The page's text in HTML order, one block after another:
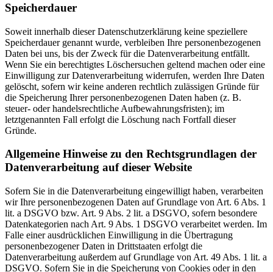
Speicherdauer
Soweit innerhalb dieser Datenschutzerklärung keine speziellere
Speicherdauer genannt wurde, verbleiben Ihre personenbezogenen
Daten bei uns, bis der Zweck für die Datenverarbeitung entfällt.
Wenn Sie ein berechtigtes Löschersuchen geltend machen oder eine
Einwilligung zur Datenverarbeitung widerrufen, werden Ihre Daten
gelöscht, sofern wir keine anderen rechtlich zulässigen Gründe für
die Speicherung Ihrer personenbezogenen Daten haben (z. B.
steuer- oder handelsrechtliche Aufbewahrungsfristen); im
letztgenannten Fall erfolgt die Löschung nach Fortfall dieser
Gründe.
Allgemeine Hinweise zu den Rechtsgrundlagen der
Datenverarbeitung auf dieser Website
Sofern Sie in die Datenverarbeitung eingewilligt haben, verarbeiten
wir Ihre personenbezogenen Daten auf Grundlage von Art. 6 Abs. 1
lit. a DSGVO bzw. Art. 9 Abs. 2 lit. a DSGVO, sofern besondere
Datenkategorien nach Art. 9 Abs. 1 DSGVO verarbeitet werden. Im
Falle einer ausdrücklichen Einwilligung in die Übertragung
personenbezogener Daten in Drittstaaten erfolgt die
Datenverarbeitung außerdem auf Grundlage von Art. 49 Abs. 1 lit. a
DSGVO. Sofern Sie in die Speicherung von Cookies oder in den